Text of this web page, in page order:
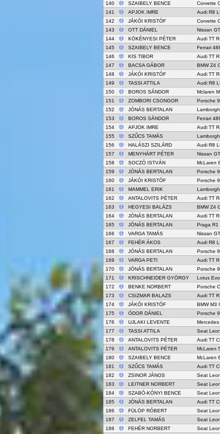
140
SZAIBELY BENCE
Corvette
141
APJOK IMRE
Audi R8
142
JÁKÓI KRISTÓF
Corvette
143
OTT DÁNIEL
Nissan
144
KÖKÉNYESI PÉTER
Audi TT
145
SZAIBELY BENCE
Ferrari
146
KIS TIBOR
Audi TT
147
BACSA GÁBOR
BMW Z4
148
JÁKÓI KRISTÓF
Audi TT
149
TASSI ATTILA
Audi R8
150
BOROS SÁNDOR
Mclaren
151
ZOMBORI CSONGOR
Porsche
152
JÓNÁS BERTALAN
153
BOROS SÁNDOR
Ferrari
154
APJOK IMRE
Audi TT
155
SZŰCS TAMÁS
156
HALÁSZI SZILÁRD
Audi R8
157
MENYHÁRT PÉTER
Nissan
158
SOCZÓ ISTVÁN
McLaren
159
JÓNÁS BERTALAN
Porsche
160
JÁKÓI KRISTÓF
Porsche
161
MAMMEL ERIK
162
ANTALOVITS PÉTER
Audi TT
163
HEGYESI BALÁZS
BMW Z4
164
JÓNÁS BERTALAN
Audi TT
165
JÓNÁS BERTALAN
Praga R1
166
VARGA TAMÁS
Nissan
167
FEHÉR ÁKOS
Audi R8
168
JÓNÁS BERTALAN
Porsche
169
VARGA PETI
Audi TT
170
JÓNÁS BERTALAN
Porsche
171
KRISCHNEIDER GYÖRGY
Lotus
172
BENKE NORBERT
Porsche
173
CSIZMAR BALAZS
Audi TT
174
JÁKÓI KRISTÓF
BMW M3
175
ÓDOR DÁNIEL
Porsche
176
UJLAKI LEVENTE
Mercedes
177
TASSI ATTILA
Seat
178
ANTALOVITS PÉTER
Audi TT
179
ANTALOVITS PÉTER
McLaren
180
SZAIBELY BENCE
McLaren
181
SZŰCS TAMÁS
Audi TT
182
ZSINOR JÁNOS
Seat
183
LEITNER NORBERT
Seat
184
SZABÓ-KÓNYI BENCE
Seat
185
JÓNÁS BERTALAN
Audi TT
186
FÜLÖP RÓBERT
Seat
187
ZELFEL TAMÁS
Seat
188
FEHÉR NORBERT Seat